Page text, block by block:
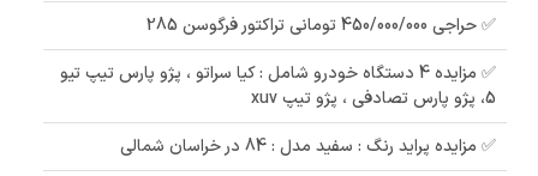
✅ حراجی 450/000/000 تومانی تراکتور فرگوسن 285
✅ مزایده 4 دستگاه خودرو شامل : کیا سراتو ، پژو پارس تیپ تیو
5، پژو پارس تصادفی ، پژو تیپ xuv
✅ مزایده پراید رنگ : سفید مدل : 84 در خراسان شمالی